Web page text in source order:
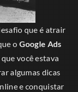
que é atrair
o Google Ads
você estava
algumas dicas
e conquistar